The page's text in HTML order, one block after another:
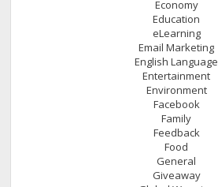
Economy
Education
eLearning
Email Marketing
English Language
Entertainment
Environment
Facebook
Family
Feedback
Food
General
Giveaway